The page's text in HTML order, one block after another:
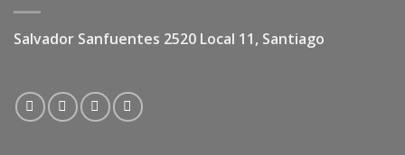
Salvador Sanfuentes 2520 Local 11, Santiago